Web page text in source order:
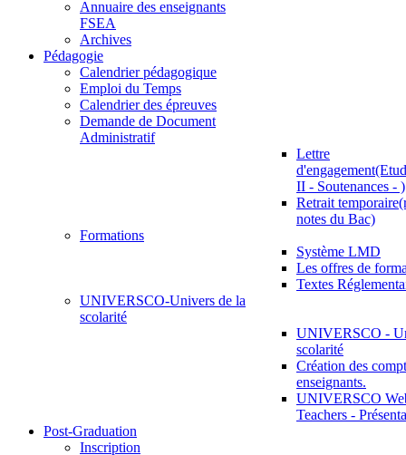
Annuaire des enseignants
FSEA
Archives
Pédagogie
Calendrier pédagogique
Emploi du Temps
Calendrier des épreuves
Demande de Document
Administratif
Lettre
II - Soutenances - )
Retrait
notes du Bac)
Formations
Système LMD
Les offres de
Textes
UNIVERSCO-Univers de la
scolarité
UNIVERSCO -
scolarité
Création des
enseignants.
UNIVERSCO
Teachers -
Post-Graduation
Inscription